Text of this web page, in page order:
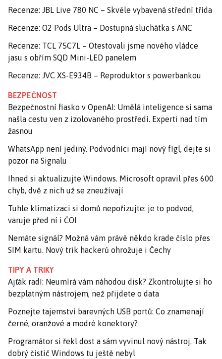
Recenze: JBL Live 780 NC – Skvěle vybavená střední třída
Recenze: O2 Pods Ultra – Dostupná sluchátka s ANC
Recenze: TCL 75C7L – Otestovali jsme nového vládce
jasu s obřím SQD Mini-LED panelem
Recenze: JVC XS-E934B – Reproduktor s powerbankou
BEZPEČNOST
Bezpečnostní fiasko v OpenAI: Umělá inteligence si sama
našla cestu ven z izolovaného prostředí. Experti nad tím
žasnou
WhatsApp není jediný. Podvodníci mají nový fígl, dejte si
pozor na Signalu
Ihned si aktualizujte Windows. Microsoft opravil přes 600
chyb, dvě z nich už se zneužívají
Tuhle klimatizaci si domů nepořizujte: je to podvod,
varuje před ní i ČOI
Nemáte signál? Možná vám právě někdo krade číslo přes
SIM kartu. Nový trik hackerů ohrožuje i Čechy
TIPY A TRIKY
Ajťák radí: Neumírá vám náhodou disk? Zkontrolujte si ho
bezplatným nástrojem, než přijdete o data
Poznejte tajemství barevných USB portů: Co znamenají
černé, oranžové a modré konektory?
Programátor si řekl dost a sám vyvinul nový nástroj. Tak
dobrý čistič Windows tu ještě nebyl